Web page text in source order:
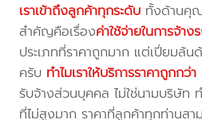
เราเข้าถึงลูกค้าทุกระดับ ทั้งด้านคุณ
สำคัญคือเรื่องค่าใช้จ่ายในการจ้า
ประเภทที่ราคาถูกมาก แต่เปี่ยมล้
ครับ ทำไมเราให้บริการราคาถูกกว่า
รับจ้างส่วนบุคคล ไม่ใช่นามบริษัท
ที่ไม่สูงมาก ราคาที่ลูกค้าทุกท่านสา